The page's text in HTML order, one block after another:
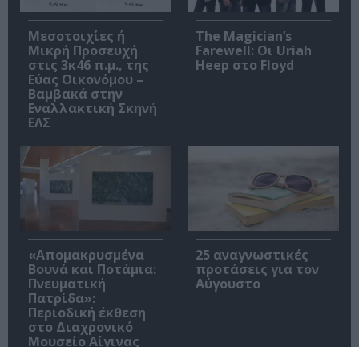
Μεσοτοιχίες ή
Μικρή Προσευχή
στις 3κ46 π.μ., της
Εύας Οικονόμου –
Βαμβακά στην
Εναλλακτική Σκηνή
ΕΛΣ
The Magician’s
Farewell: Οι Uriah
Heep στο Floyd
«Απομακρυσμένα
Βουνά και Ποτάμια:
Πνευματική
Πατρίδα»:
Περιοδική έκθεση
στο Διαχρονικό
Μουσείο Αίγινας
25 αναγνωστικές
προτάσεις για τον
Αύγουστο